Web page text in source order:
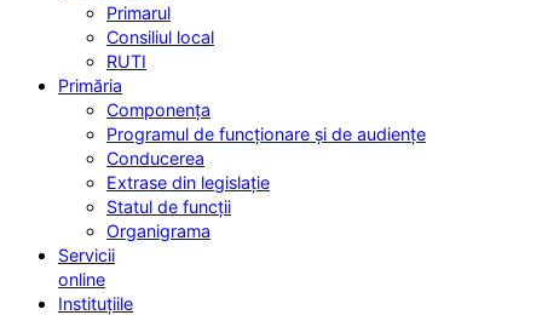
Primarul
Consiliul local
RUTI
Primăria
Componența
Programul de funcționare și de audiențe
Conducerea
Extrase din legislație
Statul de funcții
Organigrama
Servicii
online
Instituțiile